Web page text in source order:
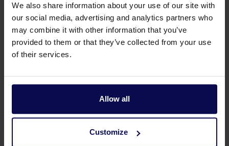
We also share information about your use of our site with
our social media, advertising and analytics partners who
may combine it with other information that you’ve
provided to them or that they’ve collected from your use
of their services.
Allow all
Customize
Zuigafdichting Storz N89
Nok 89
Sleutel Storz